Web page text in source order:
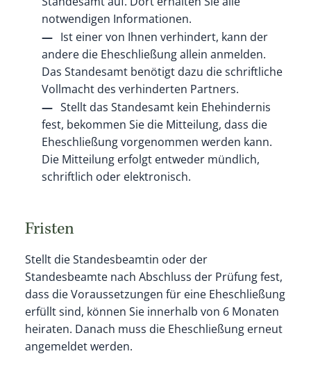
notwendigen Informationen.
Ist einer von Ihnen verhindert, kann der
andere die Eheschließung allein anmelden.
Das Standesamt benötigt dazu die schriftliche
Vollmacht des verhinderten Partners.
Stellt das Standesamt kein Ehehindernis
fest, bekommen Sie die Mitteilung, dass die
Eheschließung vorgenommen werden kann.
Die Mitteilung erfolgt entweder mündlich,
schriftlich oder elektronisch.
Fristen
Stellt die Standesbeamtin oder der
Standesbeamte nach Abschluss der Prüfung fest,
dass die Voraussetzungen für eine Eheschließung
erfüllt sind, können Sie innerhalb von 6 Monaten
heiraten. Danach muss die Eheschließung erneut
angemeldet werden.